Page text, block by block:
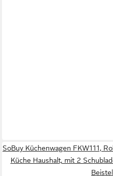
SoBuy Küchenwagen FKW111,
Küche Haushalt, mit 2